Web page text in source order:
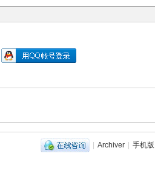
| Archiver | 手机版